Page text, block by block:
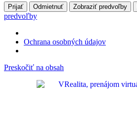
Prijať Odmietnuť Zobraziť predvoľby
predvoľby
Ochrana osobných údajov
Preskočiť na obsah